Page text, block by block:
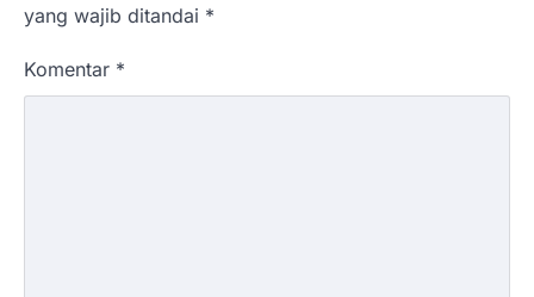
yang wajib ditandai *
Komentar *